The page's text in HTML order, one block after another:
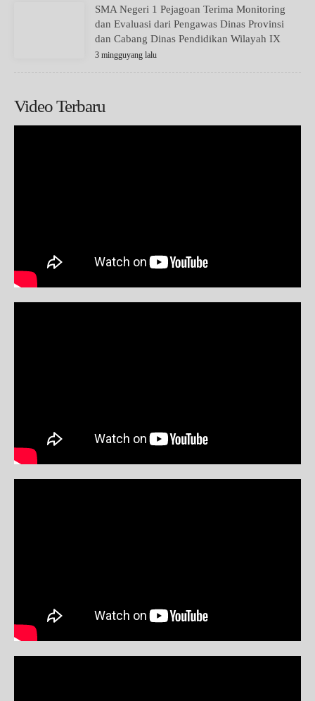
SMA Negeri 1 Pejagoan Terima Monitoring
dan Evaluasi dari Pengawas Dinas Provinsi
dan Cabang Dinas Pendidikan Wilayah IX
3 mingguyang lalu
Video Terbaru